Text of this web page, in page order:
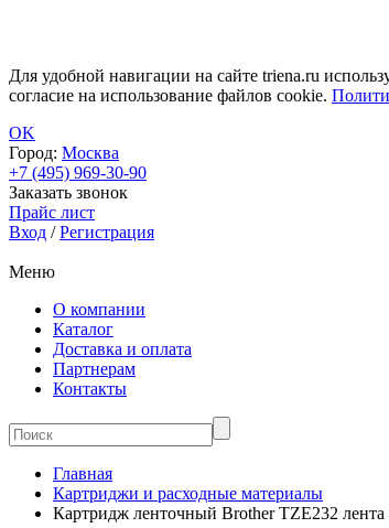
Для удобной навигации на сайте triena.ru
согласие на использование файлов cookie.
OK
Город: Москва
+7 (495) 969-30-90
Заказать звонок
Прайс лист
Вход /Регистрация
Меню
О компании
Каталог
Доставка и оплата
Партнерам
Контакты
Главная
Картриджи и расходные материалы
Картридж ленточный Brother TZE232 лента